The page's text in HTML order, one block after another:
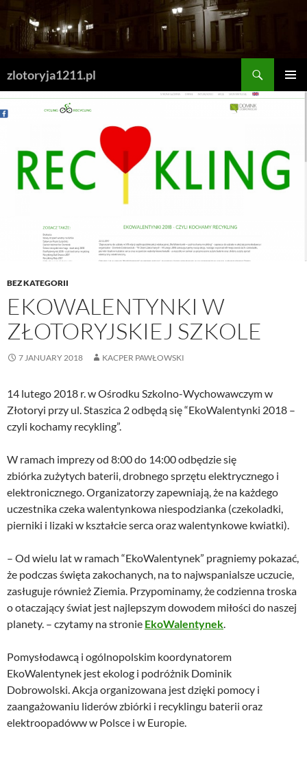
Skip
content
zlotoryja1211.pl
BEZ KATEGORII
EKOWALENTYNKI W
ZŁOTORYJSKIEJ SZKOLE
7 JANUARY 2018 KACPER PAWŁOWSKI
14 lutego 2018 r. w Ośrodku Szkolno-Wychowawczym w
Złotoryi przy ul. Staszica 2 odbędą się “EkoWalentynki 2018 –
czyli kochamy recykling”.
W ramach imprezy od 8:00 do 14:00 odbędzie się
zbiórka zużytych baterii, drobnego sprzętu elektrycznego i
elektronicznego. Organizatorzy zapewniają, że na każdego
uczestnika czeka walentynkowa niespodzianka (czekoladki,
pierniki i lizaki w kształcie serca oraz walentynkowe kwiatki).
– Od wielu lat w ramach “EkoWalentynek” pragniemy pokazać,
że podczas święta zakochanych, na to najwspanialsze uczucie,
zasługuje również Ziemia. Przypominamy, że codzienna troska
o otaczający świat jest najlepszym dowodem miłości do naszej
planety. – czytamy na stronie EkoWalentynek.
Pomysłodawcą i ogólnopolskim koordynatorem
EkoWalentynek jest ekolog i podróżnik Dominik
Dobrowolski. Akcja organizowana jest dzięki pomocy i
zaangażowaniu liderów zbiórki i recyklingu baterii oraz
elektroopadóww w Polsce i w Europie.